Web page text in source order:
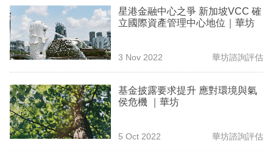
區
星港金融中心之爭 新加坡VCC 確
立國際資產管理中心地位｜華坊
3 Nov 2022 華坊諮詢評估
基金披露要求提升 應對環境與氣
侯危機 ｜華坊
5 Oct 2022 華坊諮詢評估